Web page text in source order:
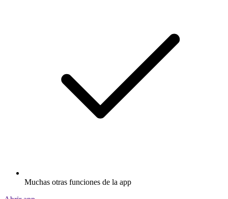
Muchas otras funciones de la app